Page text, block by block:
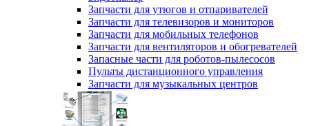
Запчасти для утюгов и отпаривателей
Запчасти для телевизоров и мониторов
Запчасти для мобильных телефонов
Запчасти для вентиляторов и обогревателей
Запасные части для роботов-пылесосов
Пульты дистанционного управления
Запчасти для музыкальных центров